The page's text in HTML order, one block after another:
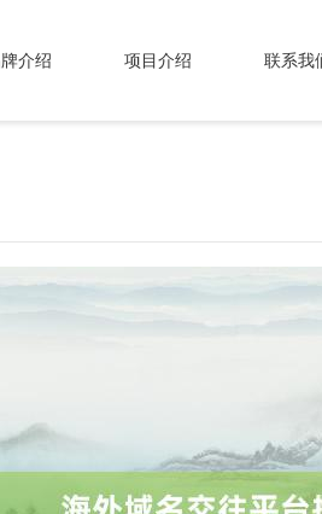
介绍 项目介绍 联系我